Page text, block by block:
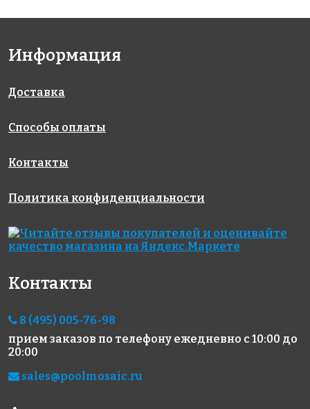
3883 руб./м²
Golden Effect
327x327
Rose CA 48
Rose NA 15
327x327
Rose WB 49
327x327
Rose WN 82
327x327
Rose A 87(2+)
Rose WB 87
Информация
Доставка
Способы оплаты
Контакты
Политика конфиденциальности
Контакты
8 (495) 005-76-98
прием заказов по телефону ежедневно с 10:00 до
20:00
sales@poolmosaic.ru